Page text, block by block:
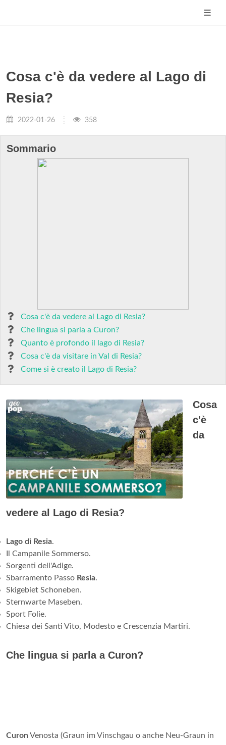
Cosa c'è da vedere al Lago di
Resia?
2022-01-26 358
Sommario
Cosa c'è da vedere al Lago di Resia?
Che lingua si parla a Curon?
Quanto è profondo il lago di Resia?
Cosa c'è da visitare in Val di Resia?
Come si è creato il Lago di Resia?
Cosa
c'è
da
vedere al Lago di Resia?
Lago di Resia.
Il Campanile Sommerso.
Sorgenti dell'Adige.
Sbarramento Passo Resia.
Skigebiet Schoneben.
Sternwarte Maseben.
Sport Folie.
Chiesa dei Santi Vito, Modesto e Crescenzia Martiri.
Che lingua si parla a Curon?
Curon Venosta (Graun im Vinschgau o anche Neu-Graun in